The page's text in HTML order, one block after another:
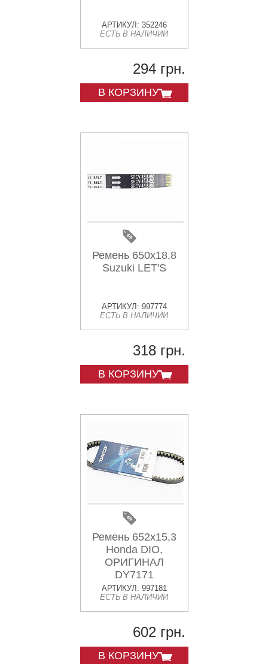
АРТИКУЛ: 352246
ЕСТЬ В НАЛИЧИИ
294 грн.
В КОРЗИНУ
Ремень 650х18,8
Suzuki LET'S
АРТИКУЛ: 997774
ЕСТЬ В НАЛИЧИИ
318 грн.
В КОРЗИНУ
Ремень 652х15,3
Honda DIO,
ОРИГИНАЛ
DY7171
АРТИКУЛ: 997181
ЕСТЬ В НАЛИЧИИ
602 грн.
В КОРЗИНУ